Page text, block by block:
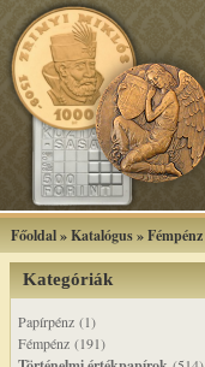
Főoldal»Katalógus»Fémpénz
Kategóriák
Papírpénz (1)
Fémpénz (191)